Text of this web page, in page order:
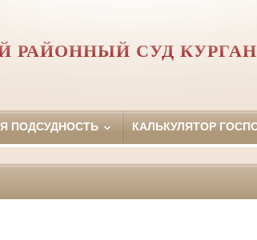
СУД
ПОДСУДНОСТЬ КАЛЬКУЛЯТОР